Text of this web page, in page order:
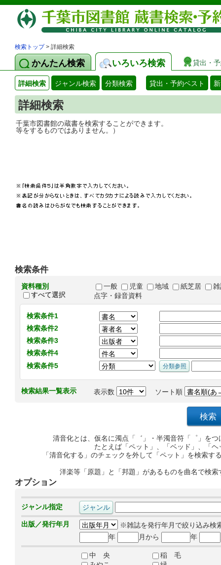
検索トップ> 詳細検索
かんたん検索 いろいろ検索 貸出・
詳細検索 ジャンル検索 分類検索 貸出・予約ベスト
詳細検索
千葉市図書館の蔵書を検索することがで
等をするものではありません。）
検索条件
資料種別
すべて選択
一般 児童 地域 紙芝居
点字・録音資料
検索条件1
検索条件2
検索条件3
検索条件4
検索条件5
検索結果一覧表示 表示数 ソート順
清音化とは、仮名に濁点「゛」・半濁音符「゜」を
たとえば「ペット」、「ベッド」、「
「清音化する」のチェックを外して「ペット」を検索
洋楽等「原題」と「邦題」があるものを曲名で検
オプション
ジャンル指定
出版／発行年月
※雑誌を発行年月で絞り込み検
年
月から 年
中 央
稲 毛